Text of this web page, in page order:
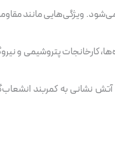
ویژگی‌هایی مانند
کارخانجات پتروشیمی
نشانی به کمربند